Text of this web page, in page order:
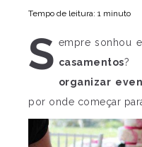
Tempo de leitura: 1 minuto
S empre sonhou
casamentos?
organizar
por onde começar